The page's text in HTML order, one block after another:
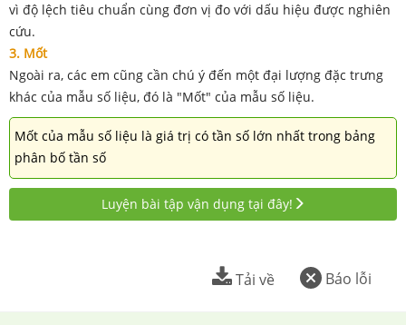
vì độ lệch tiêu chuẩn cùng đơn vị đo với dấu hiệu được nghiên
cứu.
3. Mốt
Ngoài ra, các em cũng cần chú ý đến một đại lượng đặc trưng
khác của mẫu số liệu, đó là "Mốt" của mẫu số liệu.
Mốt của mẫu số liệu là giá trị có tần số lớn nhất trong bảng
phân bố tần số
Luyện bài tập vận dụng tại đây!
Báo lỗi
Tải về